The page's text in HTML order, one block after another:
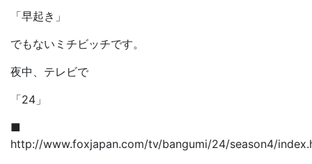
「早起き」
でもないミチビッチです。
夜中、テレビで
「24」
■
http://www.foxjapan.com/tv/bangumi/24/season4/